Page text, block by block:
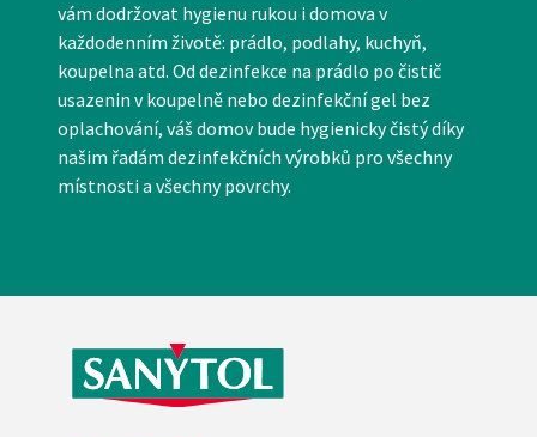
vám dodržovat hygienu rukou i domova v
každodenním životě: prádlo, podlahy, kuchyň,
koupelna atd. Od dezinfekce na prádlo po čistič
usazenin v koupelně nebo dezinfekční gel bez
oplachování, váš domov bude hygienicky čistý díky
našim řadám dezinfekčních výrobků pro všechny
místnosti a všechny povrchy.